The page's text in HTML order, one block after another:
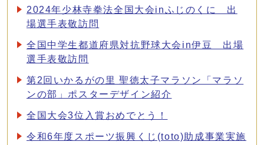
2024年少林寺拳法全国大会inふじのくに 出
場選手表敬訪問
全国中学生都道府県対抗野球大会in伊豆 出場
選手表敬訪問
第2回いかるがの里 聖徳太子マラソン「マラソ
ンの部」ポスターデザイン紹介
全国大会3位入賞おめでとう！
令和6年度スポーツ振興くじ(toto)助成事業実施